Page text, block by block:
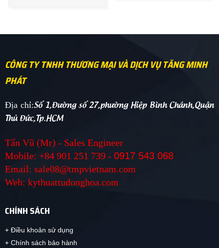
CÔNG TY TNHH THƯƠNG MẠI VÀ DỊCH VỤ TĂNG MINH
PHÁT
Địa chỉ:Số 1,Đường số 27,phường Hiệp Bình Chánh,Quận
Thủ Đức,Tp.HCM
Tấn Vũ (Mr) - Sales Engineer
Mobile: +84 901 251 739 - 0917 543 068
Email: sale08@tmpvietnam.com
Web: kythuattudonghoa.com
CHÍNH SÁCH
+ Điều khoản sử dụng
+ Chính sách bảo hành